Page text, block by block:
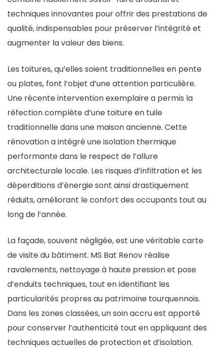
techniques innovantes pour offrir des prestations de
qualité, indispensables pour préserver l’intégrité et
augmenter la valeur des biens.
Les toitures, qu’elles soient traditionnelles en pente
ou plates, font l’objet d’une attention particulière.
Une récente intervention exemplaire a permis la
réfection complète d’une toiture en tuile
traditionnelle dans une maison ancienne. Cette
rénovation a intégré une isolation thermique
performante dans le respect de l’allure
architecturale locale. Les risques d’infiltration et les
déperditions d’énergie sont ainsi drastiquement
réduits, améliorant le confort des occupants tout au
long de l’année.
La façade, souvent négligée, est une véritable carte
de visite du bâtiment. MS Bat Renov réalise
ravalements, nettoyage à haute pression et pose
d’enduits techniques, tout en identifiant les
particularités propres au patrimoine tourquennois.
Dans les zones classées, un soin accru est apporté
pour conserver l’authenticité tout en appliquant des
techniques actuelles de protection et d’isolation.